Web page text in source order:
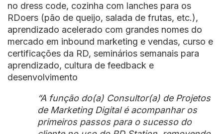
no dress code, cozinha com lanches para os
RDoers (pão de queijo, salada de frutas, etc.),
aprendizado acelerado com grandes nomes do
mercado em inbound marketing e vendas, curso e
certificações da RD, seminários semanais para
aprendizado, cultura de feedback e
desenvolvimento
“A função do(a) Consultor(a) de Projetos
de Marketing Digital é acompanhar os
primeiros passos para o sucesso do